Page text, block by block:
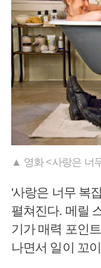
▲ 영화 <사랑은 너
'사랑은 너무 복
펼쳐진다. 메릴
기가 매력 포인
나면서 일이 꼬